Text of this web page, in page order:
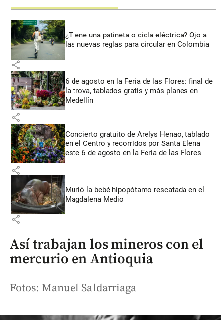
¿Tiene una patineta o cicla eléctrica? Ojo a
las nuevas reglas para circular en Colombia
share
6 de agosto en la Feria de las Flores: final de
la trova, tablados gratis y más planes en
Medellín
share
Concierto gratuito de Arelys Henao, tablado
en el Centro y recorridos por Santa Elena
este 6 de agosto en la Feria de las Flores
share
Murió la bebé hipopótamo rescatada en el
Magdalena Medio
share
Así trabajan los mineros con el
mercurio en Antioquia
Fotos: Manuel Saldarriaga